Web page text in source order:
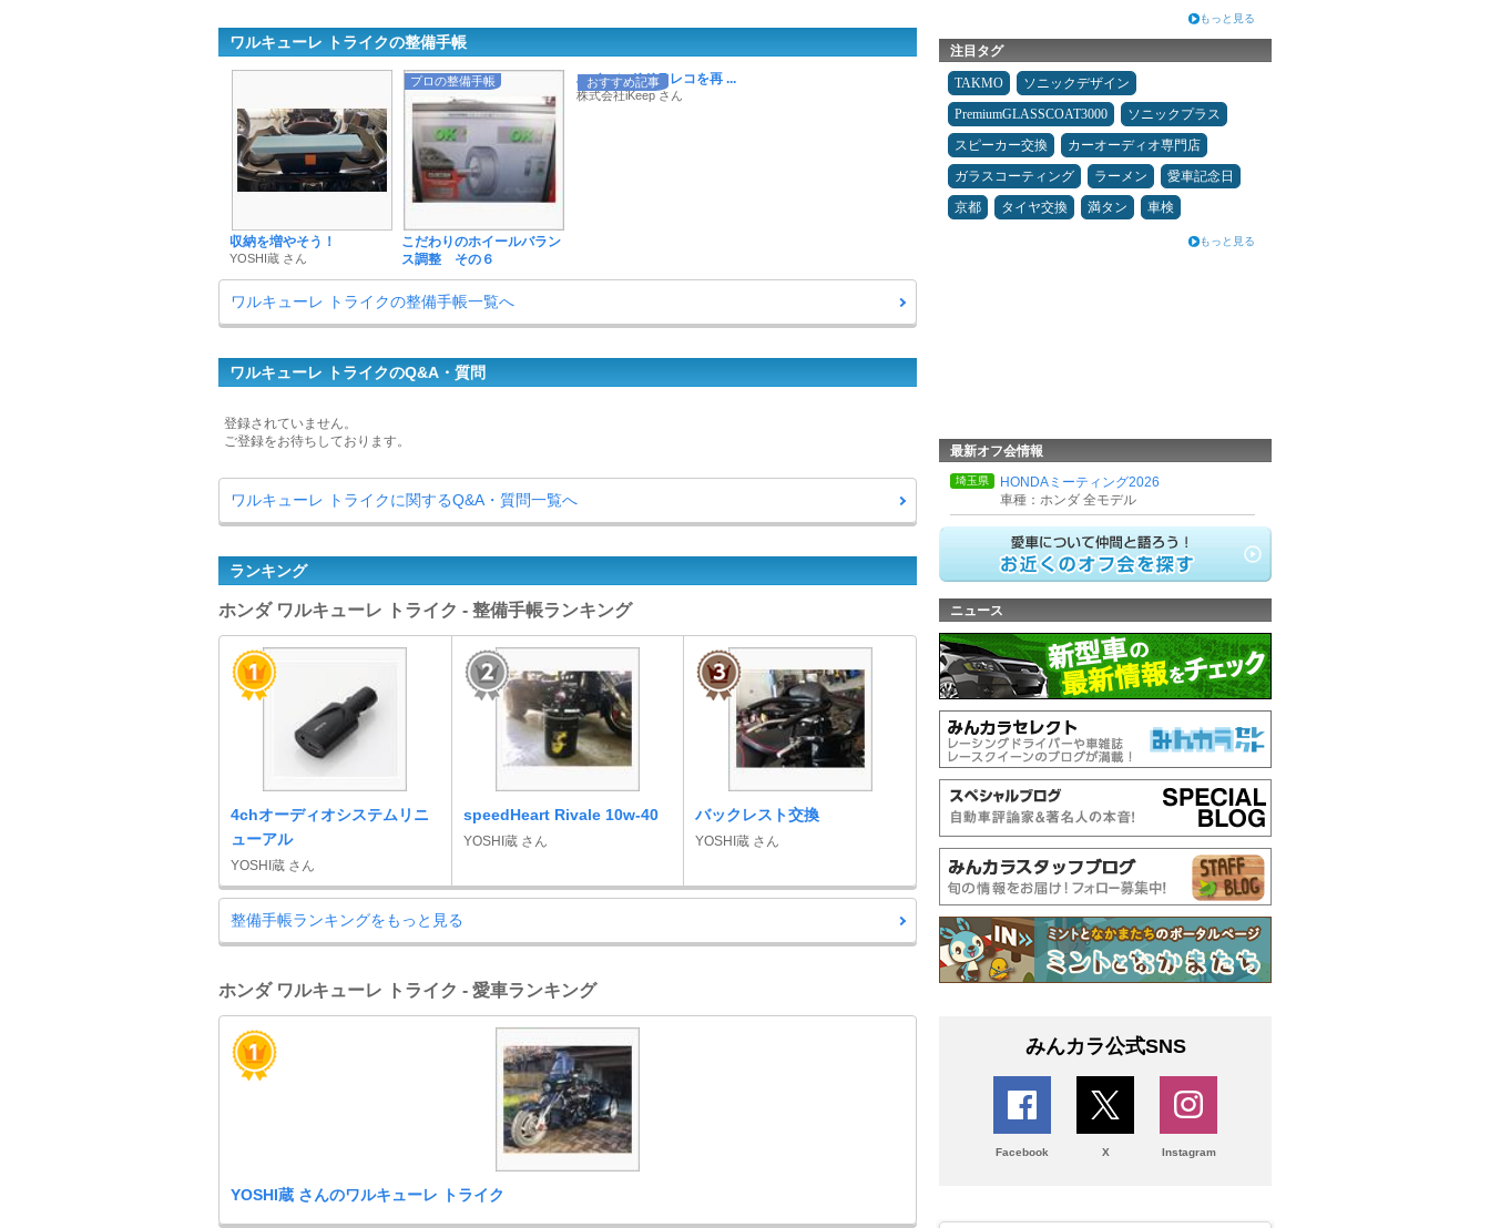
ワルキューレ トライクの整備手帳
収納を増やそう！
YOSHI蔵 さん
プロの整備手帳
こだわりのホイールバラン
ス調整 その６
おすすめ記事
ハイエンドドラレコを再 ...
株式会社iKeep さん
ワルキューレ トライクの整備手帳一覧へ
ワルキューレ トライクのQ&A・質問
登録されていません。
ご登録をお待ちしております。
ワルキューレ トライクに関するQ&A・質問一覧へ
ランキング
ホンダ ワルキューレ トライク - 整備手帳ランキング
4chオーディオシステムリニ
ューアル
YOSHI蔵 さん
speedHeart Rivale 10w-40
YOSHI蔵 さん
バックレスト交換
YOSHI蔵 さん
整備手帳ランキングをもっと見る
ホンダ ワルキューレ トライク - 愛車ランキング
YOSHI蔵 さんのワルキューレ トライク
もっと見る
注目タグ
TAKMO
ソニックデザイン
PremiumGLASSCOAT3000
ソニックプラス
スピーカー交換
カーオーディオ専門店
ガラスコーティング
ラーメン
愛車記念日
京都
タイヤ交換 満タン 車検
もっと見る
最新オフ会情報
埼玉県
HONDAミーティング2026
車種：ホンダ 全モデル
ニュース
みんカラ公式SNS
Facebook X Instagram